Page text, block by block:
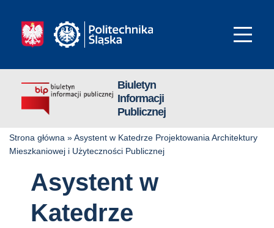
Biuletyn
Informacji
Publicznej
Strona główna »Asystent w Katedrze Projektowania Architektury
Mieszkaniowej i Użyteczności Publicznej
Asystent w
Katedrze